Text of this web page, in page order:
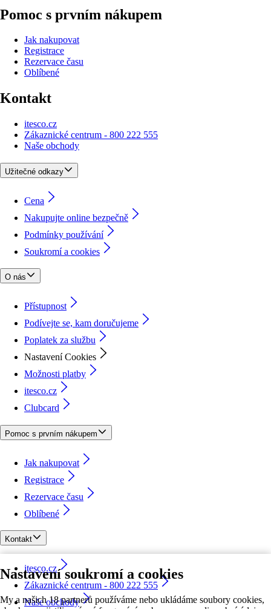
Nastavení soukromí a cookies
My a našich 18 partnerů používáme nebo ukládáme soubory cookies,
Pomoc s prvním nákupem
Jak nakupovat
Registrace
Rezervace času
Oblíbené
Kontakt
itesco.cz
Zákaznické centrum - 800 222 555
Naše obchody
Užitečné odkazy
Cena
Nakupujte online bezpečně
Podmínky používání
Soukromí a cookies
O nás
Přístupnost
Podívejte se, kam doručujeme
Poplatek za službu
Nastavení Cookies
Možnosti platby
itesco.cz
Clubcard
Pomoc s prvním nákupem
Jak nakupovat
Registrace
Rezervace času
Oblíbené
Kontakt
itesco.cz
Zákaznické centrum - 800 222 555
Naše obchody